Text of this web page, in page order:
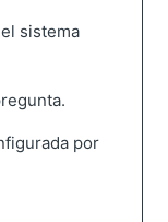
sistema
por